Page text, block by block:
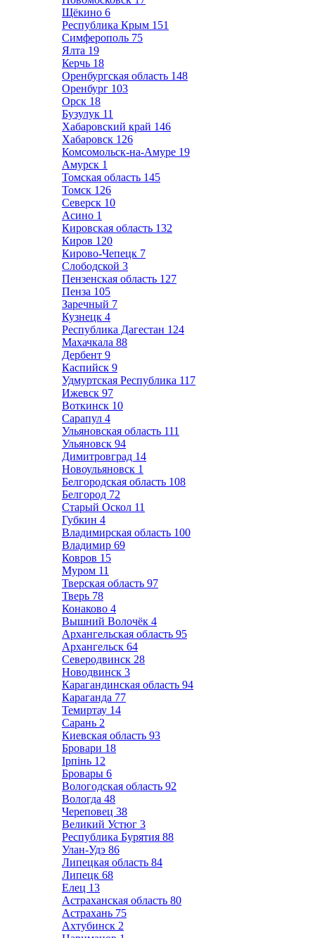
Щёкино 6
Республика Крым 151
Симферополь 75
Ялта 19
Керчь 18
Оренбургская область 148
Оренбург 103
Орск 18
Бузулук 11
Хабаровский край 146
Хабаровск 126
Комсомольск-на-Амуре 19
Амурск 1
Томская область 145
Томск 126
Северск 10
Асино 1
Кировская область 132
Киров 120
Кирово-Чепецк 7
Слободской 3
Пензенская область 127
Пенза 105
Заречный 7
Кузнецк 4
Республика Дагестан 124
Махачкала 88
Дербент 9
Каспийск 9
Удмуртская Республика 117
Ижевск 97
Воткинск 10
Сарапул 4
Ульяновская область 111
Ульяновск 94
Димитровград 14
Новоульяновск 1
Белгородская область 108
Белгород 72
Старый Оскол 11
Губкин 4
Владимирская область 100
Владимир 69
Ковров 15
Муром 11
Тверская область 97
Тверь 78
Конаково 4
Вышний Волочёк 4
Архангельская область 95
Архангельск 64
Северодвинск 28
Новодвинск 3
Карагандинская область 94
Караганда 77
Темиртау 14
Сарань 2
Киевская область 93
Бровари 18
Ірпінь 12
Бровары 6
Вологодская область 92
Вологда 48
Череповец 38
Великий Устюг 3
Республика Бурятия 88
Улан-Удэ 86
Липецкая область 84
Липецк 68
Елец 13
Астраханская область 80
Астрахань 75
Ахтубинск 2